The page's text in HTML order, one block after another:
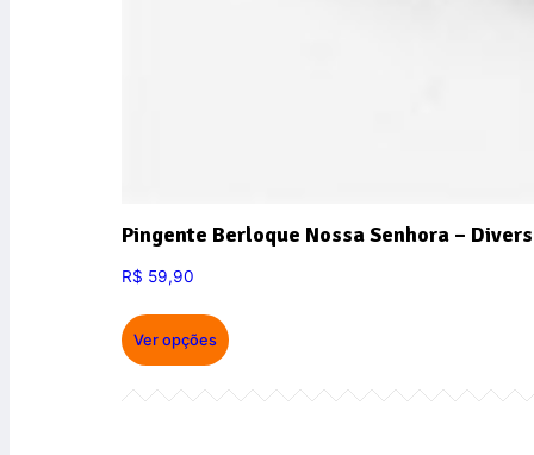
Pingente Berloque Nossa Senhora –
R$ 59,90
Ver opções